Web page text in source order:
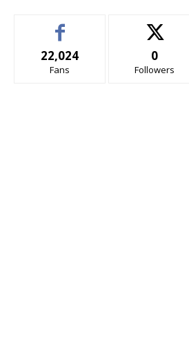
22,024
Fans
0
Followers